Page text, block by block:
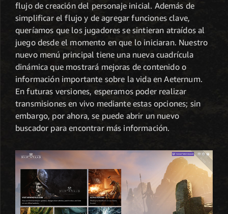
flujo de creación del personaje inicial. Además de
simplificar el flujo y de agregar funciones clave,
queríamos que los jugadores se sintieran atraídos al
juego desde el momento en que lo iniciaran. Nuestro
nuevo menú principal tiene una nueva cuadrícula
dinámica que mostrará mejoras de contenido o
información importante sobre la vida en Aeternum.
En futuras versiones, esperamos poder realizar
transmisiones en vivo mediante estas opciones; sin
embargo, por ahora, se puede abrir un nuevo
buscador para encontrar más información.